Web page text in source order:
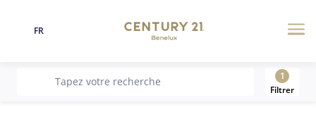
Langue
FR
recherche
Tapez votre recherche
1
Filtrer